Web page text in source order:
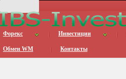
Форекс Инвестиции
Обмен WM Контакты